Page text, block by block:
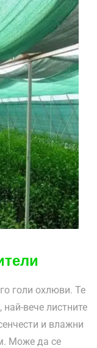
голи охлюви. Те
вече листните
и влажни
Може да се